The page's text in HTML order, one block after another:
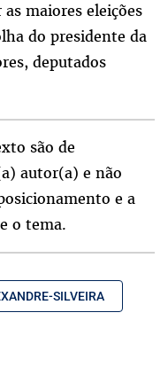
maiores eleições
do presidente da
deputados
são de
autor(a) e não
e a
o tema.
SILVEIRA